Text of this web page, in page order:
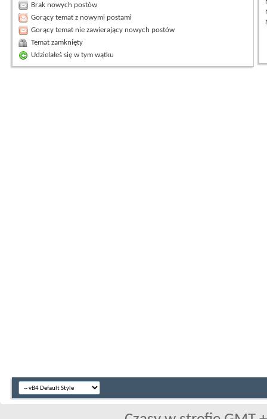
Brak nowych postów
Gorący temat z nowymi postami
Gorący temat nie zawierający nowych postów
Temat zamknięty
Udzielałeś się w tym wątku